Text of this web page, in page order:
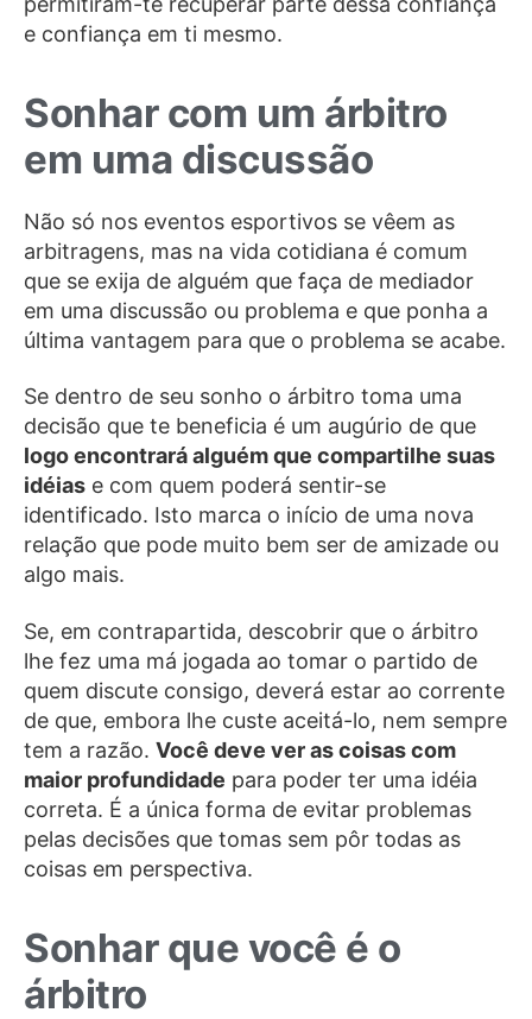
e confiança em ti mesmo.
Sonhar com um árbitro
em uma discussão
Não só nos eventos esportivos se vêem as
arbitragens, mas na vida cotidiana é comum
que se exija de alguém que faça de mediador
em uma discussão ou problema e que ponha a
última vantagem para que o problema se acabe.
Se dentro de seu sonho o árbitro toma uma
decisão que te beneficia é um augúrio de que
logo encontrará alguém que compartilhe suas
idéias e com quem poderá sentir-se
identificado. Isto marca o início de uma nova
relação que pode muito bem ser de amizade ou
algo mais.
Se, em contrapartida, descobrir que o árbitro
lhe fez uma má jogada ao tomar o partido de
quem discute consigo, deverá estar ao corrente
de que, embora lhe custe aceitá-lo, nem sempre
tem a razão. Você deve ver as coisas com
maior profundidade para poder ter uma idéia
correta. É a única forma de evitar problemas
pelas decisões que tomas sem pôr todas as
coisas em perspectiva.
Sonhar que você é o
árbitro